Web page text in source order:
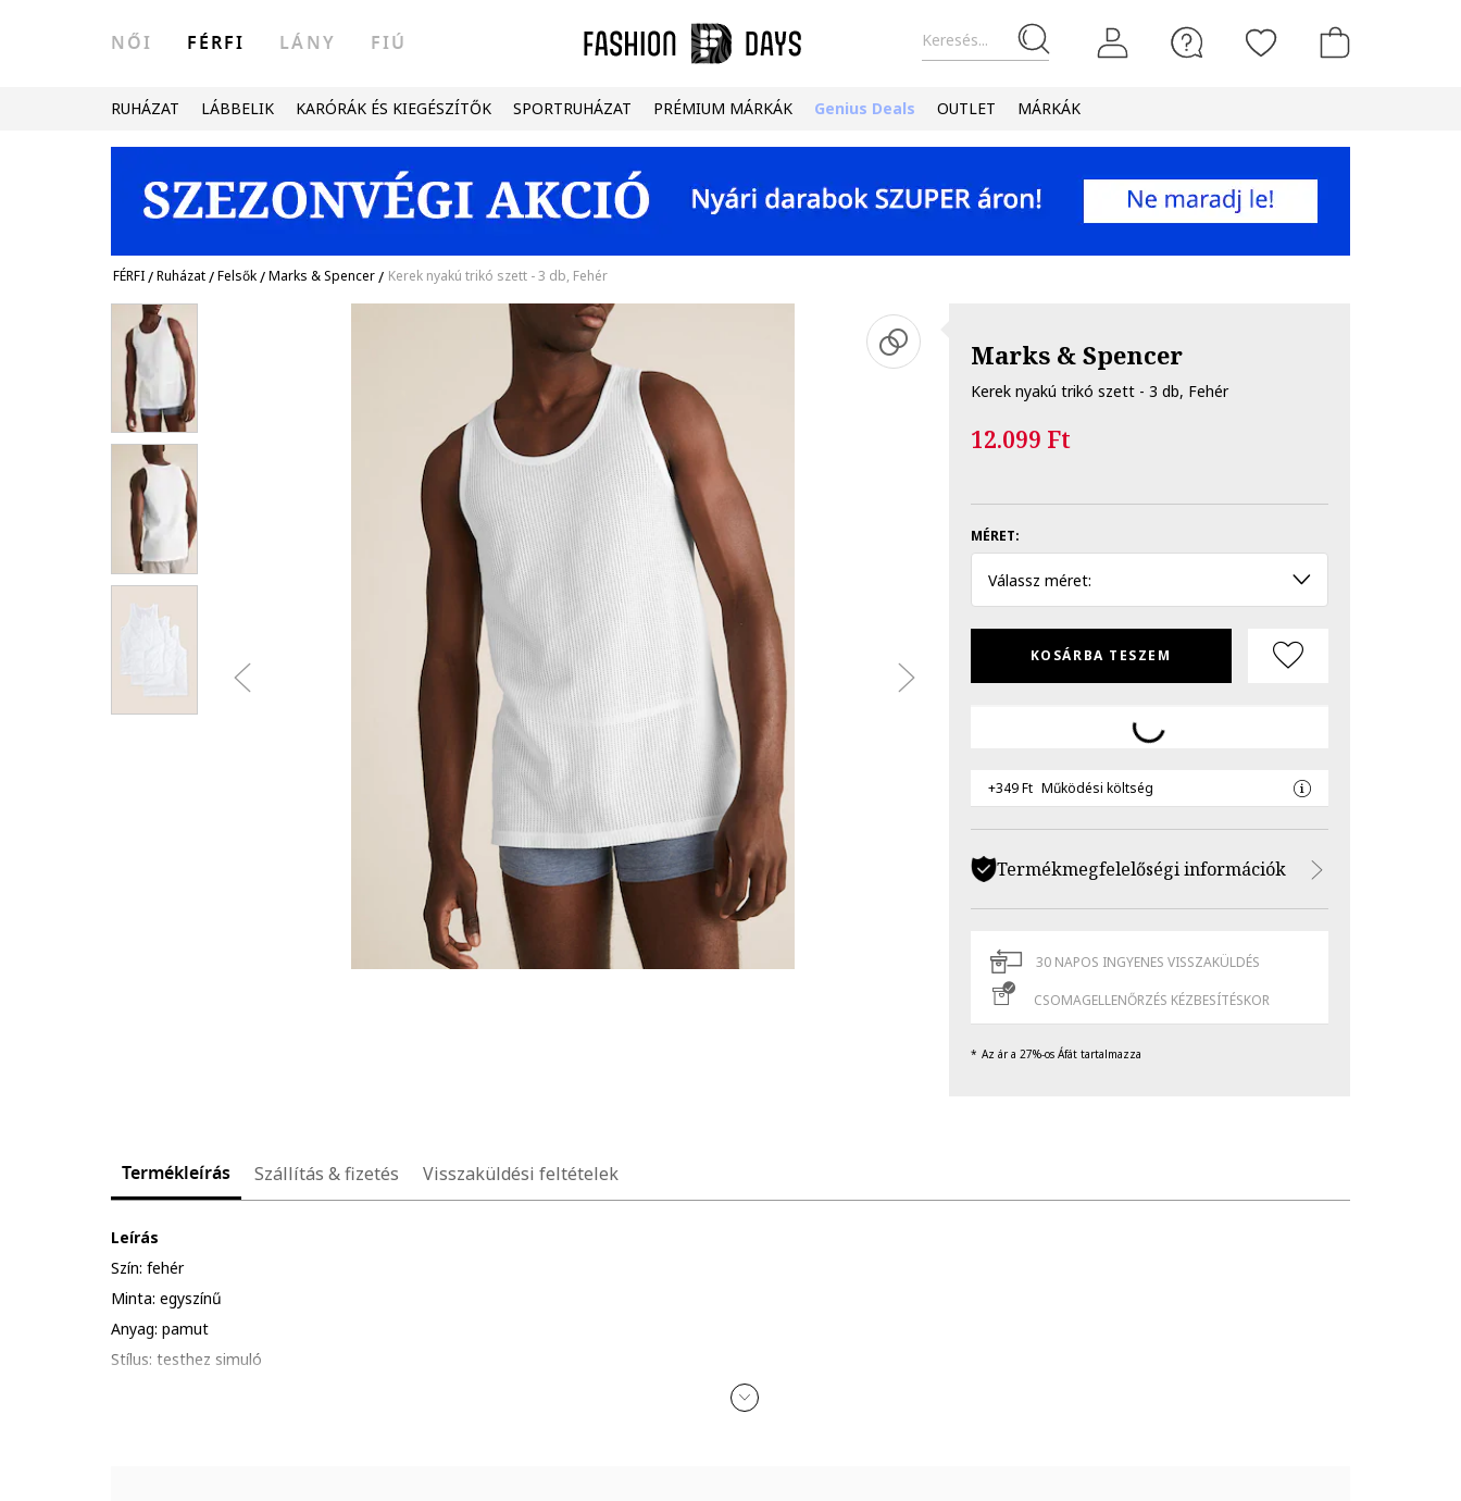
Keresés...
NŐI FÉRFI LÁNY FIÚ
RUHÁZAT LÁBBELIK KARÓRÁK ÉS KIEGÉSZÍTŐK SPORTRUHÁZAT PRÉMIUM MÁRKÁK Genius Deals OUTLET MÁRKÁK
FÉRFI/Ruházat/Felsők/Marks & Spencer/ Kerek nyakú trikó szett - 3 db, Fehér
Marks & Spencer
Kerek nyakú trikó szett - 3 db, Fehér
12.099 Ft
MÉRET:
Válassz méret:
KOSÁRBA TESZEM
+349 Ft Működési költség
Termékmegfelelőségi információk
30 NAPOS INGYENES VISSZAKÜLDÉS
CSOMAGELLENŐRZÉS KÉZBESÍTÉSKOR
Az ár a 27%-os Áfát tartalmazza
Termékleírás Szállítás & fizetés Visszaküldési feltételek
Leírás
Szín: fehér
Minta: egyszínű
Anyag: pamut
Stílus: testhez simuló